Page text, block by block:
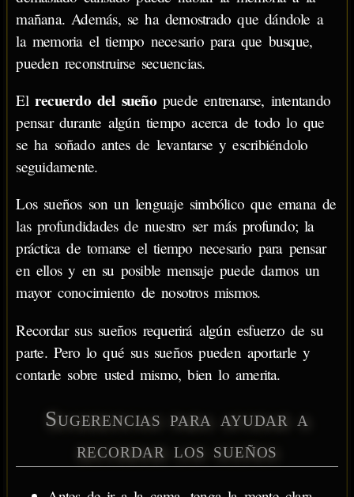
mañana. Además, se ha demostrado que dándole a
la memoria el tiempo necesario para que busque,
pueden reconstruirse secuencias.
El recuerdo del sueñopuede entrenarse, intentando
pensar durante algún tiempo acerca de todo lo que
se ha soñado antes de levantarse y escribiéndolo
seguidamente.
Los sueños son un lenguaje simbólico que emana de
las profundidades de nuestro ser más profundo; la
práctica de tomarse el tiempo necesario para pensar
en ellos y en su posible mensaje puede darnos un
mayor conocimiento de nosotros mismos.
Recordar sus sueños requerirá algún esfuerzo de su
parte. Pero lo qué sus sueños pueden aportarle y
contarle sobre usted mismo, bien lo amerita.
Sugerencias para ayudar a
recordar los sueños